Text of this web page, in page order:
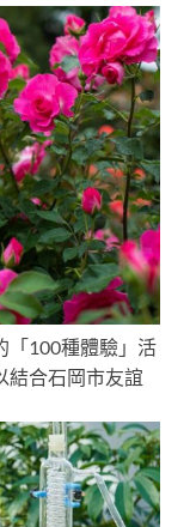
「100種體驗」活
結合石岡市友誼